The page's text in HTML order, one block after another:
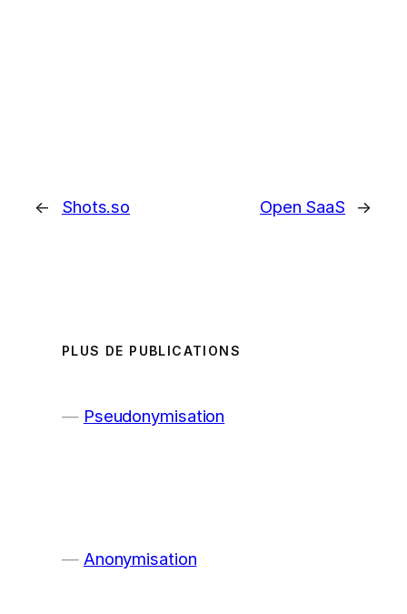
← Shots.so Open SaaS →
PLUS DE PUBLICATIONS
Pseudonymisation
Anonymisation